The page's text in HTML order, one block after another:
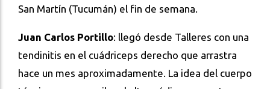
San Martín (Tucumán) el fin de semana.
Juan Carlos Portillo: llegó desde Talleres con una
tendinitis en el cuádriceps derecho que arrastra
hace un mes aproximadamente. La idea del cuerpo